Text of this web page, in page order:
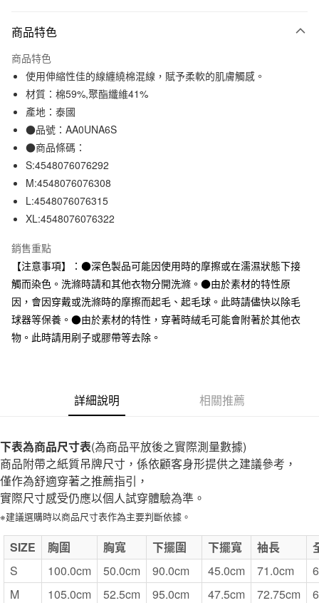
信用卡一次付款
信用卡分期付款
3 期 0 利率 每期NT$264
合作金庫商業銀行
華南商業銀行
上海商業儲蓄銀行
臺灣中小企業銀行
匯豐（台灣）商業銀行
聯邦商業銀行
元大商業銀行
台新國際商業銀行
台灣樂天信用卡公司
超商取貨付款
LINE Pay
Apple Pay
街口支付
悠遊付
運送方式
全家取貨付款
每筆NT$65，滿NT$1,000(含以上)免運費
付款後全家取貨
每筆NT$65，滿NT$1,000(含以上)免運費
每筆NT$65，滿NT$1,000(含以上)免運費
付款後7-11取貨
宅配
每筆NT$150，滿NT$2,000(含以上)免運費
無印良品門市自取
商品特色
商品特色
使用伸縮性佳的線纏繞棉混線，賦予柔軟的肌膚觸感。
材質：棉59%,聚酯纖維41%
產地：泰國
●品號：AA0UNA6S
●商品條碼：
S:4548076076292
M:4548076076308
L:4548076076315
XL:4548076076322
銷售重點
【注意事項】：●深色製品可能因使用時的摩擦或在濡濕狀態下接
觸而染色。洗滌時請和其他衣物分開洗滌。●由於素材的特性原
因，會因穿戴或洗滌時的摩擦而起毛、起毛球。此時請儘快以除毛
球器等保養。●由於素材的特性，穿著時絨毛可能會附著於其他衣
物。此時請用刷子或膠帶等去除。
詳細說明 相關推薦
下表為商品尺寸表(為商品平放後之實際測量數據)
商品附帶之紙質吊牌尺寸，係依顧客身形提供之建議參考，
僅作為舒適穿著之推薦指引，
實際尺寸感受仍應以個人試穿體驗為準。
※建議選購時以商品尺寸表作為主要判斷依據。
SIZE 胸圍 胸寬 下擺圍 下擺寬 袖長
S
100.0cm 50.0cm 90.0cm 45.0cm 71.0cm
M
105.0cm 52.5cm 95.0cm 47.5cm 72.75cm